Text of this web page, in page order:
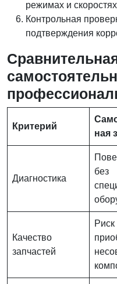
режимах и скоростях
Контрольная
подтверждения
Критерий
ная
Диагностика
без
Качество
запчастей
Риск